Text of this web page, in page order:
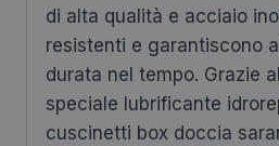
di alta qualità e acciaio
resistenti e garantiscono
durata nel tempo. Grazie
speciale lubrificante
cuscinetti box doccia